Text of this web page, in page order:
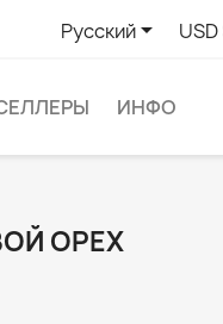
Русский USD
ИНФО
ОРЕХ